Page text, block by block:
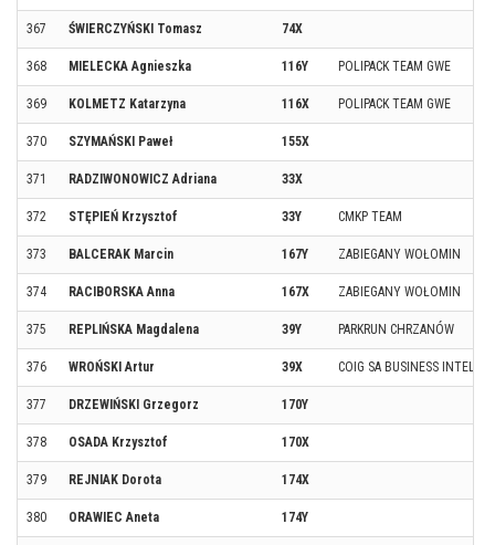
367 ŚWIERCZYŃSKI Tomasz 74X
368 MIELECKA Agnieszka 116Y POLIPACK TEAM GWE
369 KOLMETZ Katarzyna 116X POLIPACK TEAM GWE
370 SZYMAŃSKI Paweł 155X
371 RADZIWONOWICZ Adriana 33X
372 STĘPIEŃ Krzysztof 33Y CMKP TEAM
373 BALCERAK Marcin 167Y ZABIEGANY WOŁOMIN
374 RACIBORSKA Anna 167X ZABIEGANY WOŁOMIN
375 REPLIŃSKA Magdalena 39Y PARKRUN CHRZANÓW
376 WROŃSKI Artur 39X COIG SA BUSINESS
377 DRZEWIŃSKI Grzegorz 170Y
378 OSADA Krzysztof 170X
379 REJNIAK Dorota 174X
380 ORAWIEC Aneta 174Y